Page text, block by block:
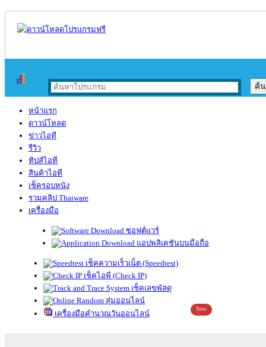
หน้าแรก
ดาวน์โหลด
ข่าวไอที
รีวิว
ทิปส์ไอที
สินค้าไอที
เช็ครอบหนัง
รวมคลิป Thaiware
เครื่องมือ
ซอฟต์แวร์
แอปพลิเคชันบนมือถือ
เช็คความเร็วเน็ต (Speedtest)
เช็คไอพี (Check IP)
เช็คเลขพัสดุ
สุ่มออนไลน์
เครื่องมือคำนวณวันออนไลน์
New